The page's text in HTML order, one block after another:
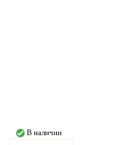
В наличии